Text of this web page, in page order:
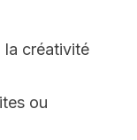
la créativité
ou